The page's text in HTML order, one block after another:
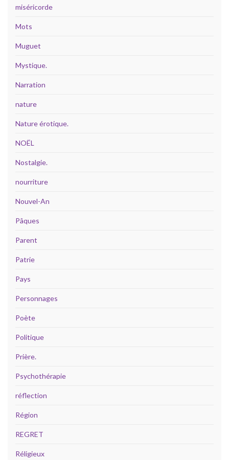
miséricorde
Mots
Muguet
Mystique.
Narration
nature
Nature érotique.
NOËL
Nostalgie.
nourriture
Nouvel-An
Pâques
Parent
Patrie
Pays
Personnages
Poète
Politique
Prière.
Psychothérapie
réflection
Région
REGRET
Réligieux